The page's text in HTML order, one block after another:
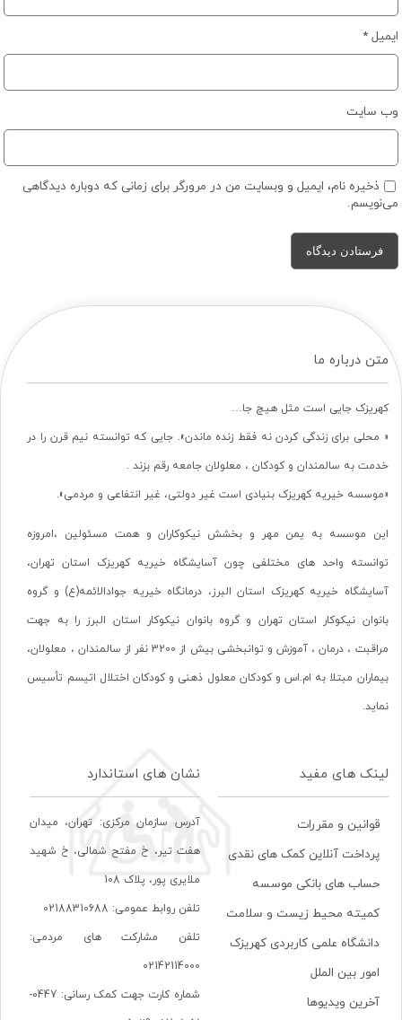
ایمیل*
وب‌ سایت
ذخیره نام، ایمیل و وبسایت من در مرورگر برای زمانی که دوباره دیدگاهی
می‌نویسم.
متن درباره ما
کهریزک جایی است مثل هیچ جا…
« محلی برای زندگی کردن نه فقط زنده ماندن». جایی که توانسته نیم قرن را در
خدمت به سالمندان و کودکان ، معلولان جامعه رقم بزند .
«موسسه خیریه کهریزک بنیادی است غیر دولتی، غیر انتفاعی و مردمی».
این موسسه به یمن مهر و بخشش نیکوکاران و همت مسئولین ،امروزه
توانسته واحد های مختلفی چون آسایشگاه خیریه کهریزک استان تهران،
آسایشگاه خیریه کهریزک استان البرز، درمانگاه خیریه جوادالائمه(ع) و گروه
بانوان نیکوکار استان تهران و گروه بانوان نیکوکار استان البرز را به جهت
مراقبت ، درمان ، آموزش و توانبخشی بیش از 3200 نفر از سالمندان ، معلولان،
بیماران مبتلا به ام.اس و کودکان معلول ذهنی و کودکان اختلال اتیسم تأسیس
نماید.
لینک های مفید
قوانین و مقررات
پرداخت آنلاین کمک های نقدی
حساب های بانکی موسسه
کمیته محیط زیست و سلامت
دانشگاه علمی کاربردی کهریزک
امور بین الملل
آخرین ویدیوها
نشان های استاندارد
آدرس سازمان مرکزی: تهران، ميدان
هفت تير، خ مفتح شمالی، خ شهيد
ملايری پور، پلاک 108
تلفن روابط عمومی: 02188310688
تلفن مشارکت های مردمی:
02142114000
شماره کارت جهت کمک رسانی: 0447-